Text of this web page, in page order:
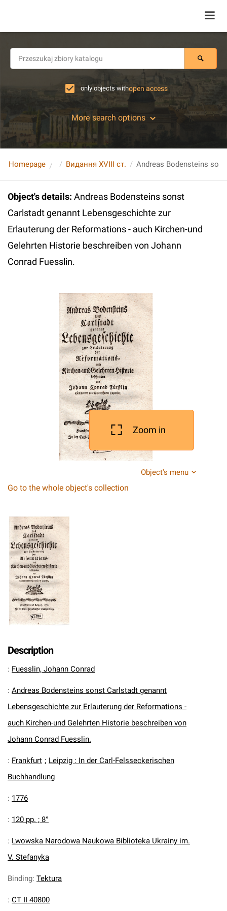
only objects withopen access
More search options
Homepage Видання XVIII ст.
Object's details: Andreas Bodensteins sonst
Carlstadt genannt Lebensgeschichte zur
Erlauterung der Reformations - auch Kirchen-und
Gelehrten Historie beschreiben von Johann
Conrad Fuesslin.
Zoom in
Object's menu
Go to the whole object's collection
Description
: Fuesslin, Johann Conrad
: Andreas Bodensteins sonst Carlstadt genannt
Lebensgeschichte zur Erlauterung der Reformations -
auch Kirchen-und Gelehrten Historie beschreiben von
Johann Conrad Fuesslin.
: Frankfurt ; Leipzig : In der Carl-Felsseckerischen
Buchhandlung
: 1776
: 120 pp. ; 8°
: Lwowska Narodowa Naukowa Biblioteka Ukrainy im.
V. Stefanyka
Binding: Tektura
: CT II 40800